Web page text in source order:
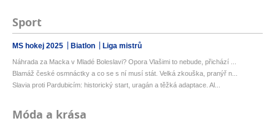
Sport
MS hokej 2025 Biatlon Liga mistrů
Náhrada za Macka v Mladé Boleslavi? Opora Vlašimi to nebude, přichází ...
Blamáž české osmnáctky a co se s ní musí stát. Velká zkouška, pranýř n...
Slavia proti Pardubicím: historický start, uragán a těžká adaptace. Al...
Móda a krása